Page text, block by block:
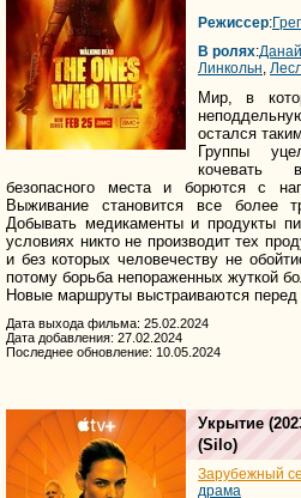
Режиссер:
В ролях:
Линкольн
Мир, в
остался
Группы
кочевать
безопасного места и борются с
Выживание становится все более
Добывать медикаменты и продукты
условиях никто не производит тех
и без которых человечеству не
потому борьба непораженных жуткой
Новые маршруты выстраиваются перед
Дата выхода фильма: 25.02.2024
Дата добавления: 27.02.2024
Последнее обновление: 10.05.2024
Укрытие
(Silo)
Зарубежный
драма